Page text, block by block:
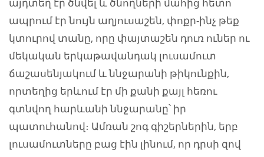
այդտեղ էր ծնվել և ծնողների մահից հետո
ապրում էր նույն աղյուսաշեն, փոքր-ինչ թեք
կտուրով տանը, որը փայտաշեն դուռ ուներ ու
մեկական երկաթավանդակ լուսամուտ
ճաշասենյակում և ննջարանի թիկունքին,
որտեղից երևում էր մի քանի քայլ հեռու
գտնվող հարևանի ննջարանը՝ իր
պատուհանով։ Ամռան շոգ գիշերներին, երբ
լուսամուտները բաց էին լինում, որ դրսի զով